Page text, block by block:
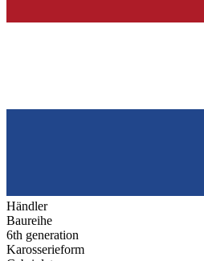
Händler
Baureihe
6th generation
Karosserieform